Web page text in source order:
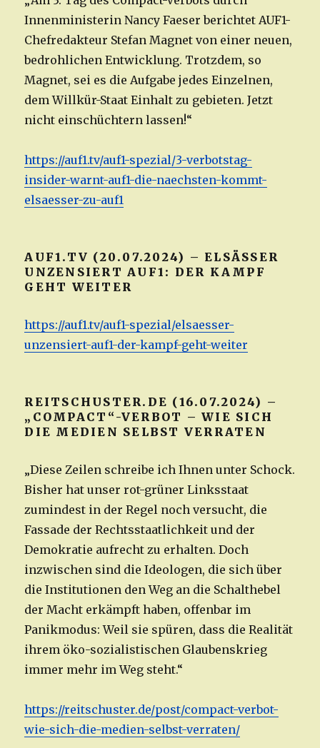
Innenministerin Nancy Faeser berichtet AUF1-
Chefredakteur Stefan Magnet von einer neuen,
bedrohlichen Entwicklung. Trotzdem, so
Magnet, sei es die Aufgabe jedes Einzelnen,
dem Willkür-Staat Einhalt zu gebieten. Jetzt
nicht einschüchtern lassen!“
https://auf1.tv/auf1-spezial/3-verbotstag-
insider-warnt-auf1-die-naechsten-kommt-
elsaesser-zu-auf1
AUF1.TV (20.07.2024) – ELSÄSSER
UNZENSIERT AUF1: DER KAMPF
GEHT WEITER
https://auf1.tv/auf1-spezial/elsaesser-
unzensiert-auf1-der-kampf-geht-weiter
REITSCHUSTER.DE (16.07.2024) –
„COMPACT“-VERBOT – WIE SICH
DIE MEDIEN SELBST VERRATEN
„Diese Zeilen schreibe ich Ihnen unter Schock.
Bisher hat unser rot-grüner Linksstaat
zumindest in der Regel noch versucht, die
Fassade der Rechtsstaatlichkeit und der
Demokratie aufrecht zu erhalten. Doch
inzwischen sind die Ideologen, die sich über
die Institutionen den Weg an die Schalthebel
der Macht erkämpft haben, offenbar im
Panikmodus: Weil sie spüren, dass die Realität
ihrem öko-sozialistischen Glaubenskrieg
immer mehr im Weg steht.“
https://reitschuster.de/post/compact-verbot-
wie-sich-die-medien-selbst-verraten/